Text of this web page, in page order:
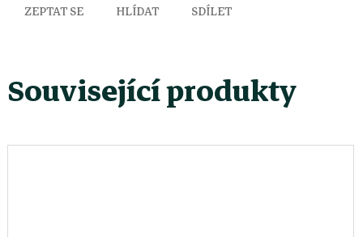
ZEPTAT SE HLÍDAT SDÍLET
Související produkty